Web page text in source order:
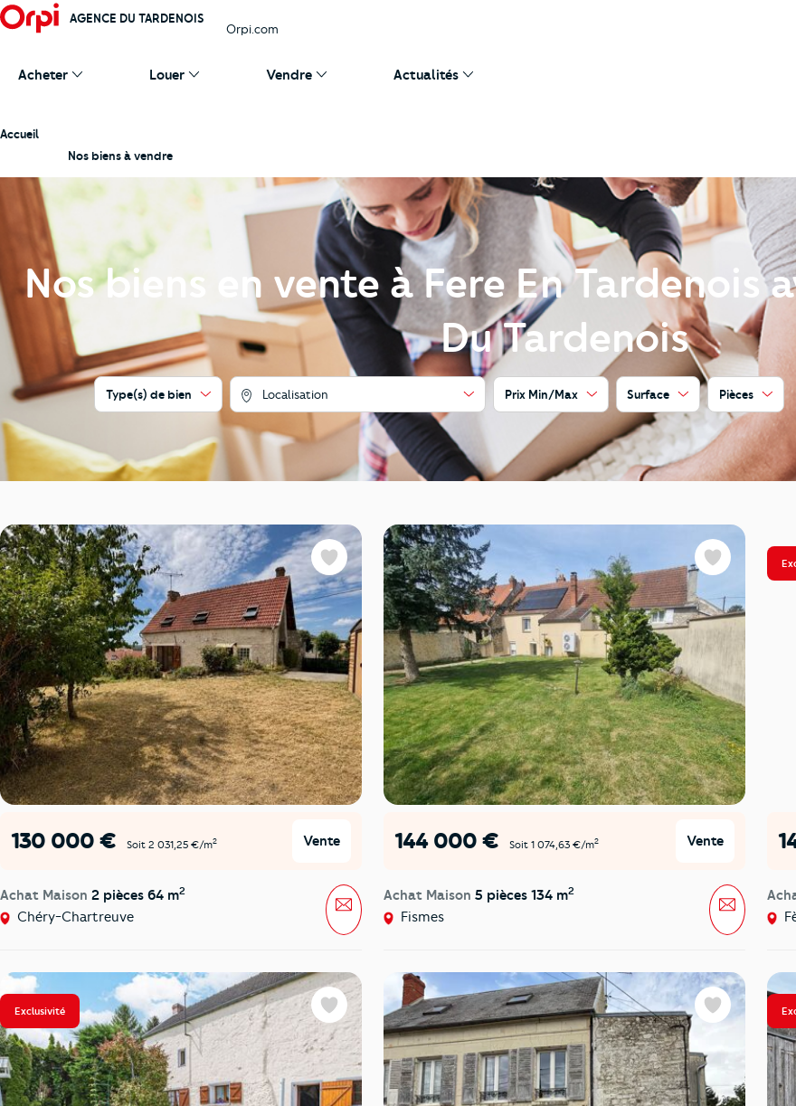
AGENCE DU TARDENOIS
Orpi.com
Acheter Louer Vendre Actualités
Accueil
Nos biens à vendre
Nos biens en vente à Fere En Tardenois
Du Tardenois
Type(s) de bien Localisation Prix Min/Max Surface Pièces
130 000 € Soit 2 031,25 €/m2 Vente
Achat Maison 2 pièces 64 m2
Chéry-Chartreuve
Favoris
Message
144 000 € Soit 1 074,63 €/m2 Vente
Achat Maison 5 pièces 134 m2
Fismes
Favoris
Message
Exclusivité Favoris Favoris